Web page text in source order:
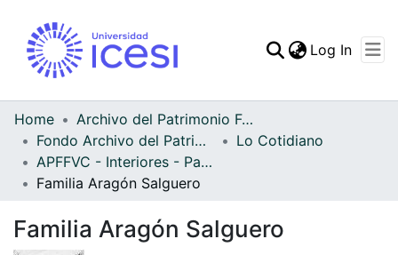
Statistics
Log In
Home
Archivo del Patrimonio Fotográfico y Fílmico del Valle del Cauca
Fondo Archivo del Patrimonio Fotográfico y Fílmico del Valle del Cauca
Lo Cotidiano
APFFVC - Interiores - Patrimonial
Familia Aragón Salguero
Familia Aragón Salguero